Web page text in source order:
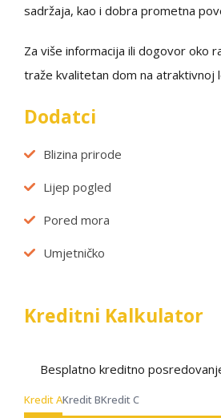
sadržaja, kao i dobra prometna
Za više informacija ili dogovor oko
traže kvalitetan dom na atraktivnoj
Dodatci
Blizina prirode
Lijep pogled
Pored mora
Umjetničko
Kreditni Kalkulator
Besplatno kreditno
Kredit AKredit BKredit C